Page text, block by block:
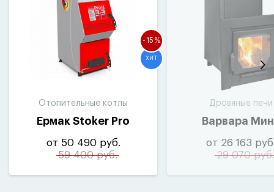
-15%
ХИТ
Отопительные котлы
Ермак Stoker Pro
от 50 490 руб.
59 400 руб.
Дровяные печи
Варвара
от 26 163
29 070 руб.